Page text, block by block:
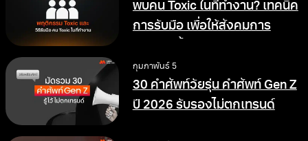
พบคน Toxic ในที่ทำงาน? เทคนิค
การรับมือ เพื่อให้สังคมการ
กุมภาพันธ์ 5
30 คำศัพท์วัยรุ่น คำศัพท์ Gen Z
ปี 2026 รับรองไม่ตกเทรนด์